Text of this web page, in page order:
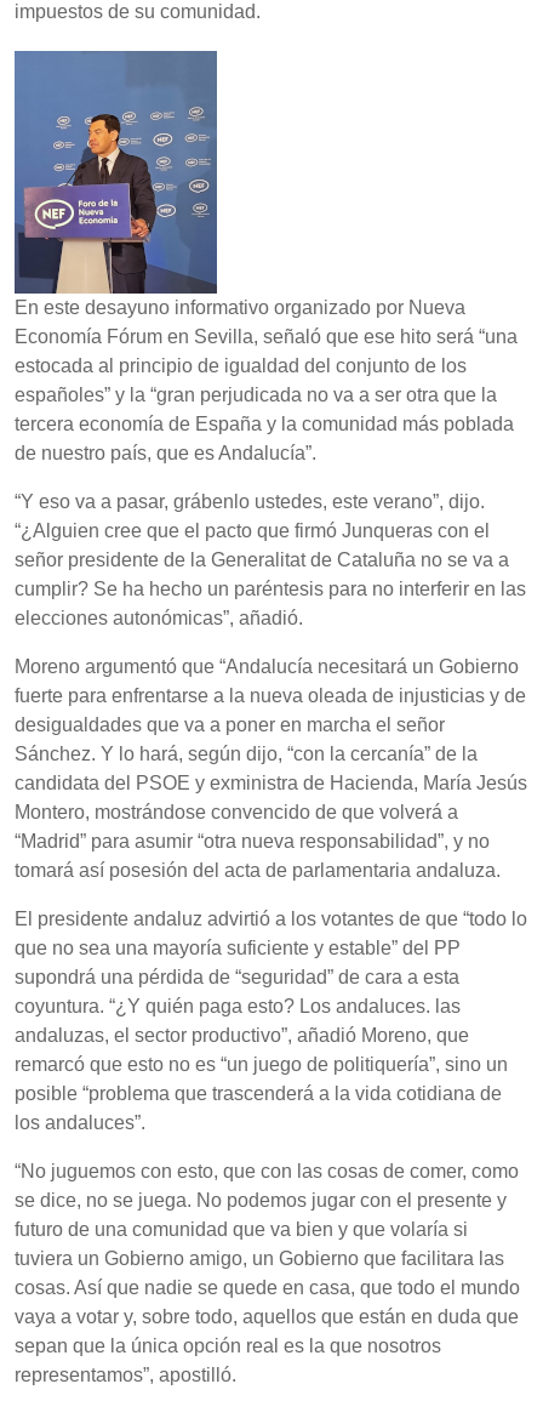
impuestos de su comunidad.
En este desayuno informativo organizado por Nueva
Economía Fórum en Sevilla, señaló que ese hito será “una
estocada al principio de igualdad del conjunto de los
españoles” y la “gran perjudicada no va a ser otra que la
tercera economía de España y la comunidad más poblada
de nuestro país, que es Andalucía”.
“Y eso va a pasar, grábenlo ustedes, este verano”, dijo.
“¿Alguien cree que el pacto que firmó Junqueras con el
señor presidente de la Generalitat de Cataluña no se va a
cumplir? Se ha hecho un paréntesis para no interferir en las
elecciones autonómicas”, añadió.
Moreno argumentó que “Andalucía necesitará un Gobierno
fuerte para enfrentarse a la nueva oleada de injusticias y de
desigualdades que va a poner en marcha el señor
Sánchez. Y lo hará, según dijo, “con la cercanía” de la
candidata del PSOE y exministra de Hacienda, María Jesús
Montero, mostrándose convencido de que volverá a
“Madrid” para asumir “otra nueva responsabilidad”, y no
tomará así posesión del acta de parlamentaria andaluza.
El presidente andaluz advirtió a los votantes de que “todo lo
que no sea una mayoría suficiente y estable” del PP
supondrá una pérdida de “seguridad” de cara a esta
coyuntura. “¿Y quién paga esto? Los andaluces. las
andaluzas, el sector productivo”, añadió Moreno, que
remarcó que esto no es “un juego de politiquería”, sino un
posible “problema que trascenderá a la vida cotidiana de
los andaluces”.
“No juguemos con esto, que con las cosas de comer, como
se dice, no se juega. No podemos jugar con el presente y
futuro de una comunidad que va bien y que volaría si
tuviera un Gobierno amigo, un Gobierno que facilitara las
cosas. Así que nadie se quede en casa, que todo el mundo
vaya a votar y, sobre todo, aquellos que están en duda que
sepan que la única opción real es la que nosotros
representamos”, apostilló.